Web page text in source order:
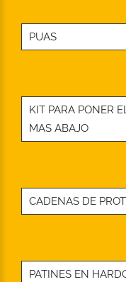
PUAS
KIT PARA PONER
MAS ABAJO
CADENAS DE
PATINES EN